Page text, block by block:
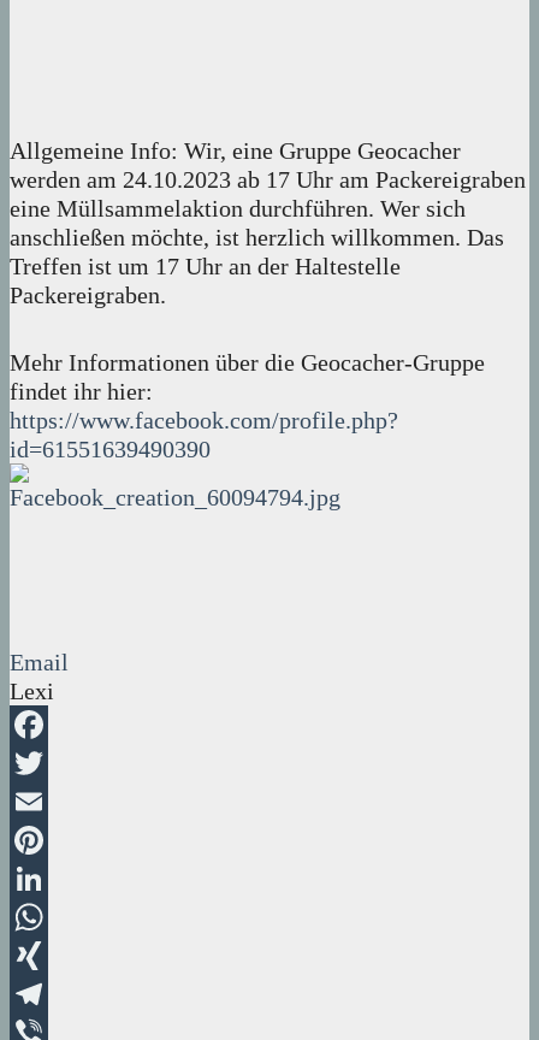
Allgemeine Info: Wir, eine Gruppe Geocacher
werden am 24.10.2023 ab 17 Uhr am Packereigraben
eine Müllsammelaktion durchführen. Wer sich
anschließen möchte, ist herzlich willkommen. Das
Treffen ist um 17 Uhr an der Haltestelle
Packereigraben.
Mehr Informationen über die Geocacher-Gruppe
findet ihr hier:
https://www.facebook.com/profile.php?
id=61551639490390
Email
Lexi
Facebook
Twitter
Email
Pinterest
LinkedIn
WhatsApp
XING
Telegram